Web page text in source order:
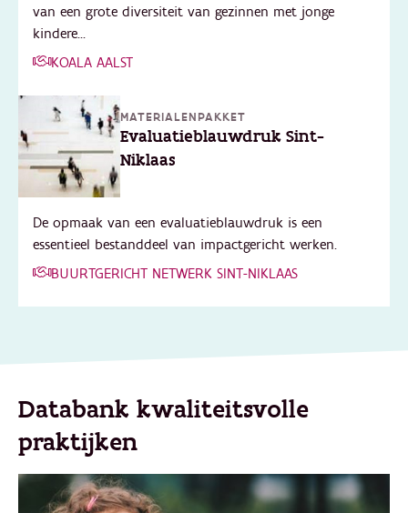
van een grote diversiteit van gezinnen met jonge
kindere...
KOALA AALST
MATERIALENPAKKET
Evaluatieblauwdruk Sint-
Niklaas
De opmaak van een evaluatieblauwdruk is een
essentieel bestanddeel van impactgericht werken.
BUURTGERICHT NETWERK SINT-NIKLAAS
Databank kwaliteitsvolle
praktijken